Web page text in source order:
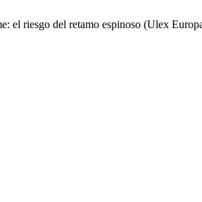
el riesgo del retamo espinoso (Ulex